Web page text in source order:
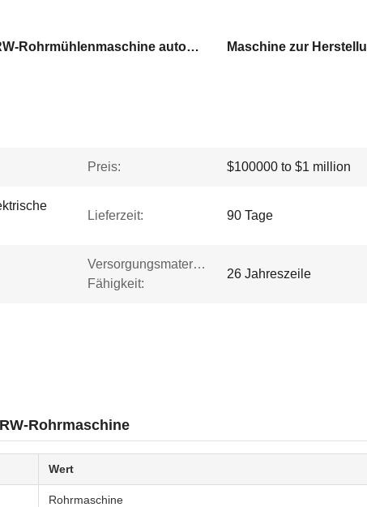
ERW-Rohrmühlenmaschine automatisch
Preis: $100000 to $1 million
Lieferzeit: 90 Tage
Versorgungsmaterial-
Fähigkeit:
26 Jahreszeile
Rohrmaschine
Wert
Rohrmaschine